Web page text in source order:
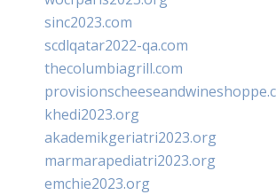
sinc2023.com
scdlqatar2022-qa.com
thecolumbiagrill.com
khedi2023.org
akademikgeriatri2023.org
marmarapediatri2023.org
emchie2023.org